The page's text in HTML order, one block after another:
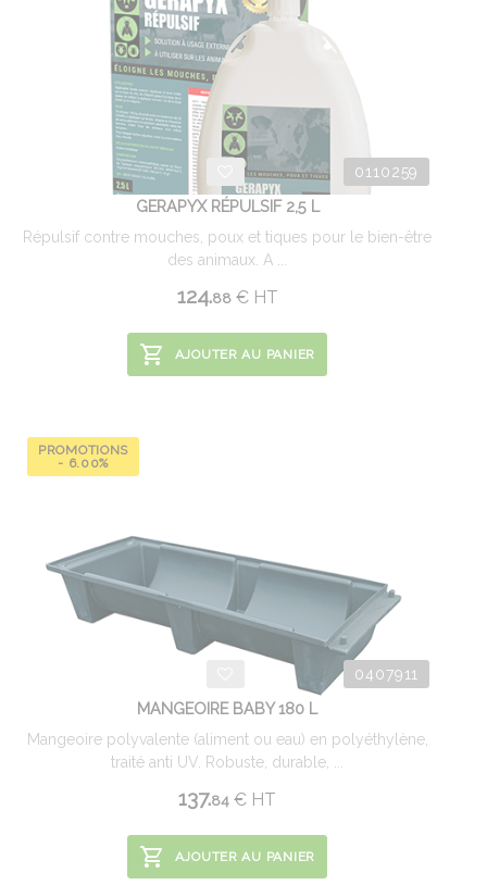
0110259
GERAPYX RÉPULSIF 2,5 L
Répulsif contre mouches, poux et tiques pour le bien-être
des animaux. A ...
124.88 €HT
AJOUTER AU PANIER
PROMOTIONS
- 6.00%
0407911
MANGEOIRE BABY 180 L
Mangeoire polyvalente (aliment ou eau) en polyéthylène,
traité anti UV. Robuste, durable, ...
137.84 € HT
AJOUTER AU PANIER